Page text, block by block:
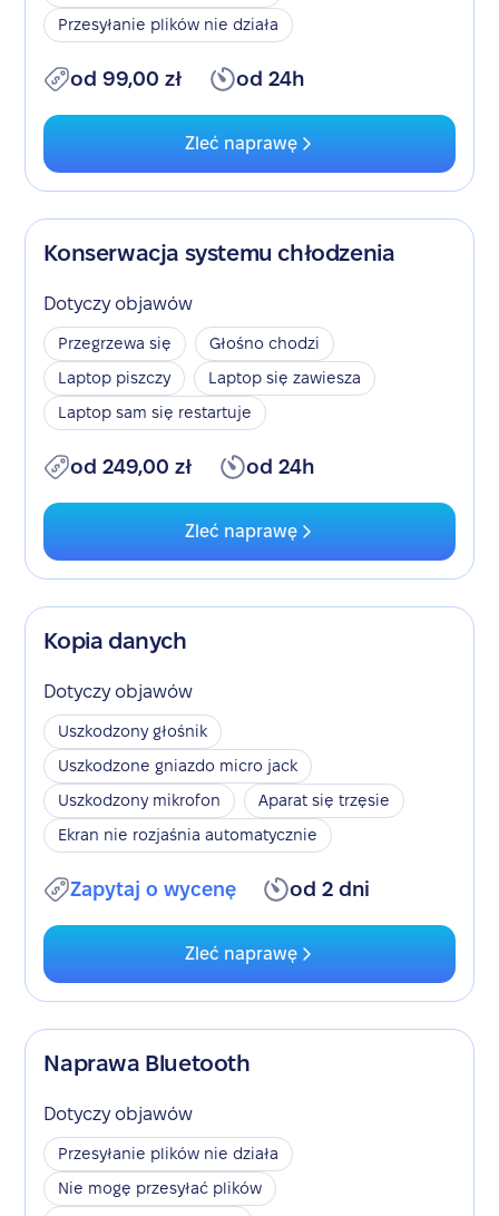
Przesyłanie plików nie działa
od 99,00 zł od 24h
Zleć naprawę
Konserwacja systemu chłodzenia
Dotyczy objawów
Przegrzewa się
Głośno chodzi
Laptop piszczy
Laptop się zawiesza
Laptop sam się restartuje
od 249,00 zł od 24h
Zleć naprawę
Kopia danych
Dotyczy objawów
Uszkodzony głośnik
Uszkodzone gniazdo micro jack
Uszkodzony mikrofon
Aparat się trzęsie
Ekran nie rozjaśnia automatycznie
Zapytaj o wycenę od 2 dni
Zleć naprawę
Naprawa Bluetooth
Dotyczy objawów
Przesyłanie plików nie działa
Nie mogę przesyłać plików